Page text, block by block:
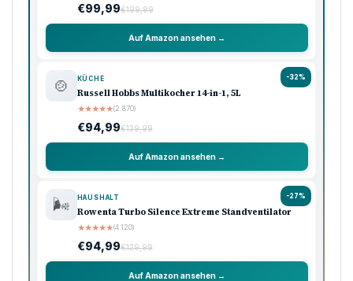
€99,99€199,99
Auf Amazon ansehen →
-32%
🍲 KÜCHE
Russell Hobbs Multikocher 14-in-1, 5L
★★★★★(2.870)
€94,99€139,99
Auf Amazon ansehen →
-27%
🌬️ HAUSHALT
Rowenta Turbo Silence Extreme Standventilator
★★★★★(4.120)
€94,99€129,99
Auf Amazon ansehen →